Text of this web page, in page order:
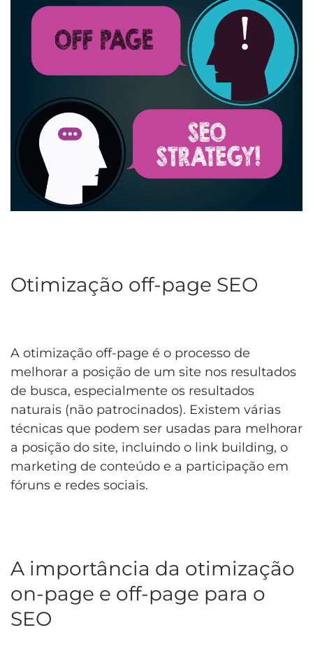
Otimização off-page SEO
A otimização off-page é o processo de
melhorar a posição de um site nos resultados
de busca, especialmente os resultados
naturais (não patrocinados). Existem várias
técnicas que podem ser usadas para melhorar
a posição do site, incluindo o link building, o
marketing de conteúdo e a participação em
fóruns e redes sociais.
A importância da otimização
on-page e off-page para o
SEO